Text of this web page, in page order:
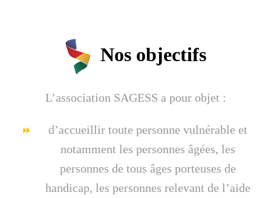
Nos objectifs
L’association SAGESS a pour objet :
d’accueillir toute personne vulnérable et
notamment les personnes âgées, les
personnes de tous âges porteuses de
handicap, les personnes relevant de l’aide